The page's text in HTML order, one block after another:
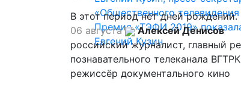
«Общественного
Премия «ТЭФИ 2019»
Евгений Кузин
В этот период нет дней рождений.
06 августа
Алексей Денисов
российский журналист, главный
познавательного телеканала
режиссёр документального кино